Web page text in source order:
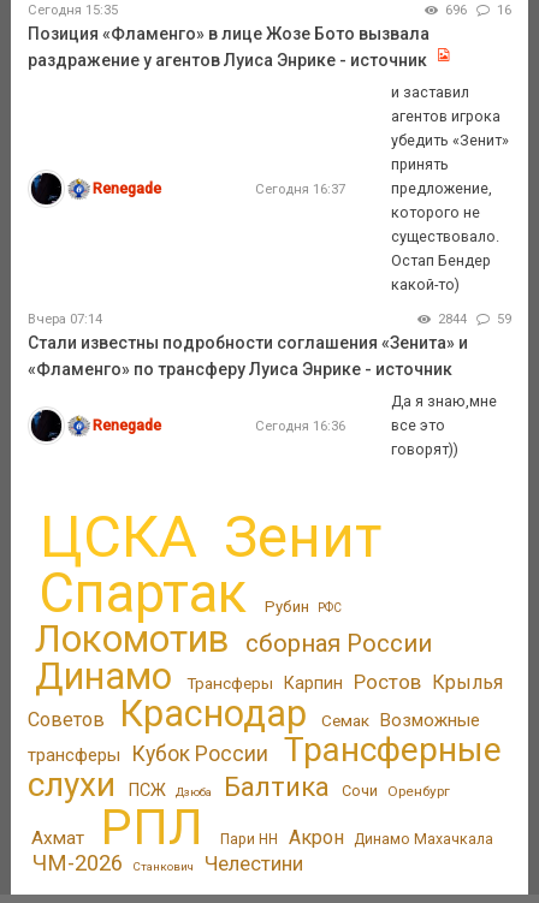
Сегодня 15:35 696 16
Позиция «Фламенго» в лице Жозе Бото вызвала
раздражение у агентов Луиса Энрике - источник
Renegade Сегодня 16:37
и заставил
агентов игрока
убедить «Зенит»
принять
предложение,
которого не
существовало.
Остап Бендер
какой-то)
Вчера 07:14 2844 59
Стали известны подробности соглашения «Зенита» и
«Фламенго» по трансферу Луиса Энрике - источник
Renegade Сегодня 16:36
Да я знаю,мне
все это
говорят))
ЦСКА Зенит
Спартак Рубин РФС
Локомотив сборная России
Динамо Трансферы Карпин Ростов Крылья
Советов
Краснодар Семак Возможные
трансферы
Кубок России
Трансферные
слухи
ПСЖ Дзюба Балтика Сочи Оренбург
Ахмат РПЛ Пари НН Акрон Динамо Махачкала
ЧМ-2026 Станкович Челестини